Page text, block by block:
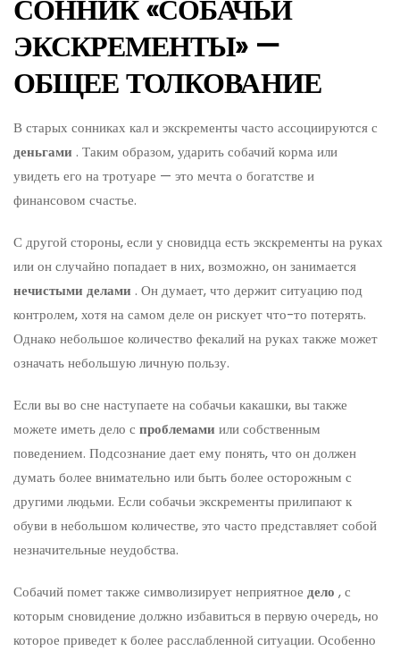
СОННИК «СОБАЧЬИ
ЭКСКРЕМЕНТЫ» —
ОБЩЕЕ ТОЛКОВАНИЕ
В старых сонниках кал и экскременты часто ассоциируются с
деньгами . Таким образом, ударить собачий корма или
увидеть его на тротуаре — это мечта о богатстве и
финансовом счастье.
С другой стороны, если у сновидца есть экскременты на руках
или он случайно попадает в них, возможно, он занимается
нечистыми делами . Он думает, что держит ситуацию под
контролем, хотя на самом деле он рискует что-то потерять.
Однако небольшое количество фекалий на руках также может
означать небольшую личную пользу.
Если вы во сне наступаете на собачьи какашки, вы также
можете иметь дело с проблемами или собственным
поведением. Подсознание дает ему понять, что он должен
думать более внимательно или быть более осторожным с
другими людьми. Если собачьи экскременты прилипают к
обуви в небольшом количестве, это часто представляет собой
незначительные неудобства.
Собачий помет также символизирует неприятное дело , с
которым сновидение должно избавиться в первую очередь, но
которое приведет к более расслабленной ситуации. Особенно